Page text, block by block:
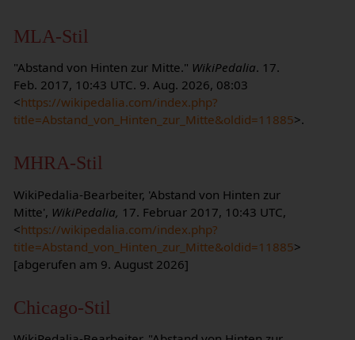
MLA-Stil
"Abstand von Hinten zur Mitte." WikiPedalia. 17.
Feb. 2017, 10:43 UTC. 9. Aug. 2026, 08:03
<https://wikipedalia.com/index.php?
title=Abstand_von_Hinten_zur_Mitte&oldid=11885>.
MHRA-Stil
WikiPedalia-Bearbeiter, 'Abstand von Hinten zur
Mitte', WikiPedalia, 17. Februar 2017, 10:43 UTC,
<https://wikipedalia.com/index.php?
title=Abstand_von_Hinten_zur_Mitte&oldid=11885>
[abgerufen am 9. August 2026]
Chicago-Stil